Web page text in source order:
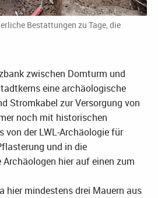
Bestattungen zu Tage, die
zwischen Domturm und
eine archäologische
Stromkabel zur Versorgung von
noch mit historischen
von der LWL-Archäologie für
und in die
hier auf einen zum
hier mindestens drei Mauern aus